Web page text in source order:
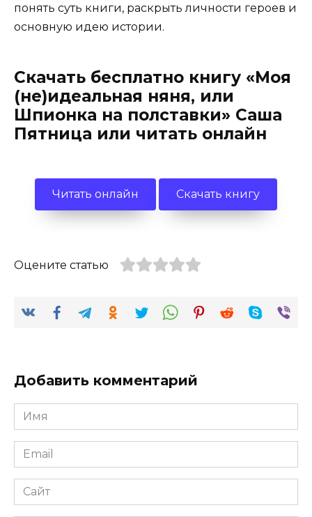
понять суть книги, раскрыть личности героев и
основную идею истории.
Скачать бесплатно книгу «Моя
(не)идеальная няня, или
Шпионка на полставки» Саша
Пятница или читать онлайн
Читать онлайн Скачать книгу
Оцените статью
Добавить комментарий
Имя
*
Email
*
Сайт